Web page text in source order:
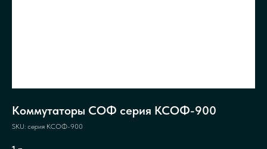
Коммутаторы СОФ серия КСОФ-900
SKU: серия КСОФ-900